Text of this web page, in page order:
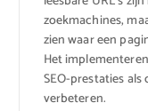
zoekmachines,
zien waar een
Het
SEO-prestaties
verbeteren.